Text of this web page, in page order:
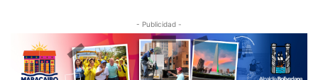
- Publicidad -